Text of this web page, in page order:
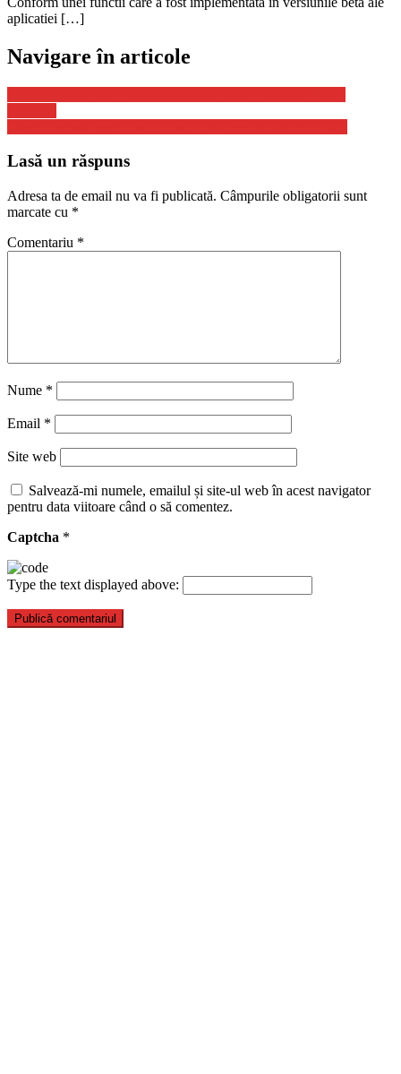
aplicatiei […]
Navigare în articole
Lasă un răspuns
Adresa ta de email nu va fi publicată. Câmpurile obligatorii sunt
marcate cu *
Comentariu *
Nume *
Email *
Site web
Salvează-mi numele, emailul și site-ul web în acest navigator
pentru data viitoare când o să comentez.
Captcha *
Type the text displayed above: